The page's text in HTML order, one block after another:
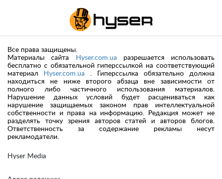
Hyser Media
Все права защищены.
Материалы сайта
Hyser.com.ua разрешается использовать
бесплатно с обязательной гиперссылкой на соответствующий
материал
Hyser.com.ua . Гиперссылка обязательно должна
находиться не ниже второго абзаца вне зависимости от
полного либо частичного использования материалов.
Нарушение данных условий будет расцениваться как
нарушение защищаемых законом прав интеллектуальной
собственности и права на информацию. Редакция может не
разделять точку зрения авторов статей и авторов блогов.
Ответственность за содержание рекламы несут
рекламодатели.